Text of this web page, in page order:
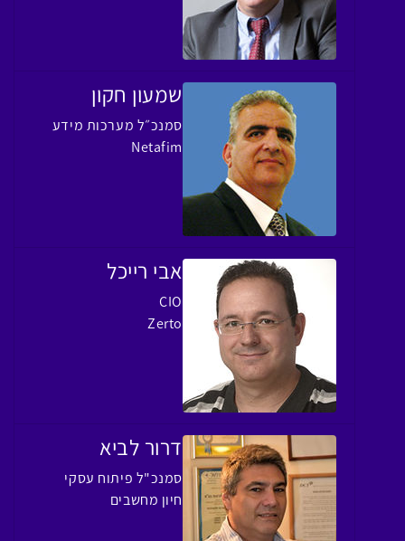
שמעון חקון
סמנכ״ל מערכות מידע
Netafim
אבי רייכל
CIO
Zerto
דרור לביא
סמנכ"ל פיתוח עסקי
חיון מחשבים